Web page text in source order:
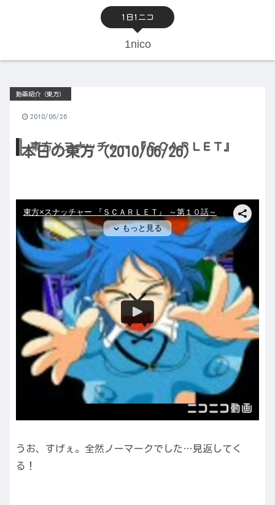
1日1ニコ
1nico
本日の東方（2010/06/26）
動画紹介（東方）
2010/06/26
東方×スナッチャー 『ＳＣＡＲＬＥＴ』
うお、すげぇ。全然ノーマークでした…見返してく
る！